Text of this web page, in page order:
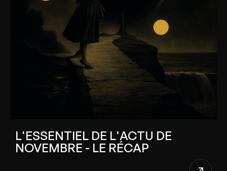
L'ESSENTIEL DE L'ACTU DE
NOVEMBRE - LE RÉCAP